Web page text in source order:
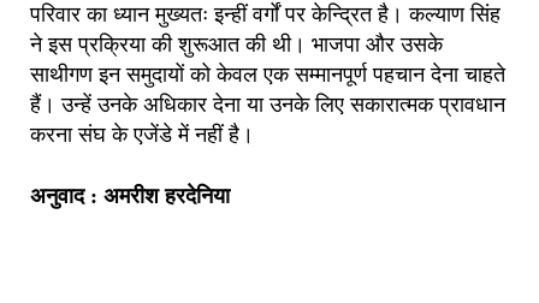
परिवार का ध्यान मुख्यतः इन्हीं वर्गों पर केन्द्रित है। कल्याण सिंह
ने इस प्रक्रिया की शुरूआत की थी। भाजपा और उसके
साथीगण इन समुदायों को केवल एक सम्मानपूर्ण पहचान देना चाहते
हैं। उन्हें उनके अधिकार देना या उनके लिए सकारात्मक प्रावधान
करना संघ के एजेंडे में नहीं है।
अनुवाद : अमरीश हरदेनिया